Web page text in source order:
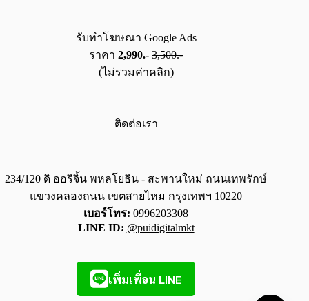
รับทำโฆษณา Google Ads
ราคา2,990.- 3,500.-
(ไม่รวมค่าคลิก)
ติดต่อเรา
234/120 ดิ ออริจิ้น พหลโยธิน - สะพานใหม่ ถนนเทพรักษ์
แขวงคลองถนน เขตสายไหม กรุงเทพฯ 10220
เบอร์โทร:0996203308
LINE ID: @puidigitalmkt
เพิ่มเพื่อน LINE